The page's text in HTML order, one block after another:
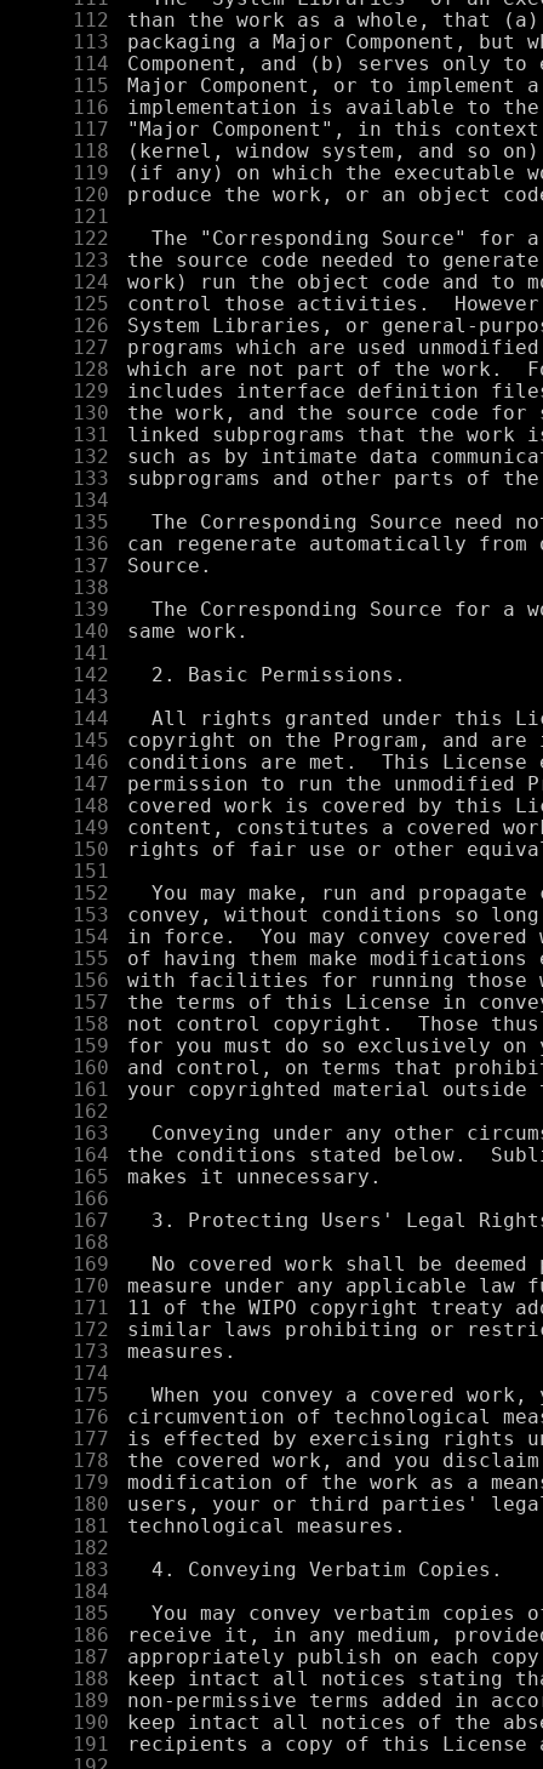
    112
    113
    114
    115
    116
    117
    118
    119
    120
    121
    122
    123
    124
    125
    126
    127
    128
    129
    130
    131
    132
    133
    134
    135
    136
    137
    138
    139
    140
    141
    142
    143
    144
    145
    146
    147
    148
    149
    150
    151
    152
    153
    154
    155
    156
    157
    158
    159
    160
    161
    162
    163
    164
    165
    166
    167
    168
    169
    170
    171
    172
    173
    174
    175
    176
    177
    178
    179
    180
    181
    182
    183
    184
    185
    186
    187
    188
    189
    190
    191